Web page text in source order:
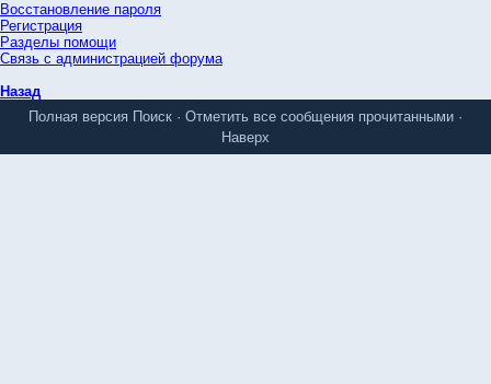
Восстановление пароля
Регистрация
Разделы помощи
Связь с администрацией форума
Назад
Полная версия Поиск · Отметить все сообщения прочитанными ·
Наверх